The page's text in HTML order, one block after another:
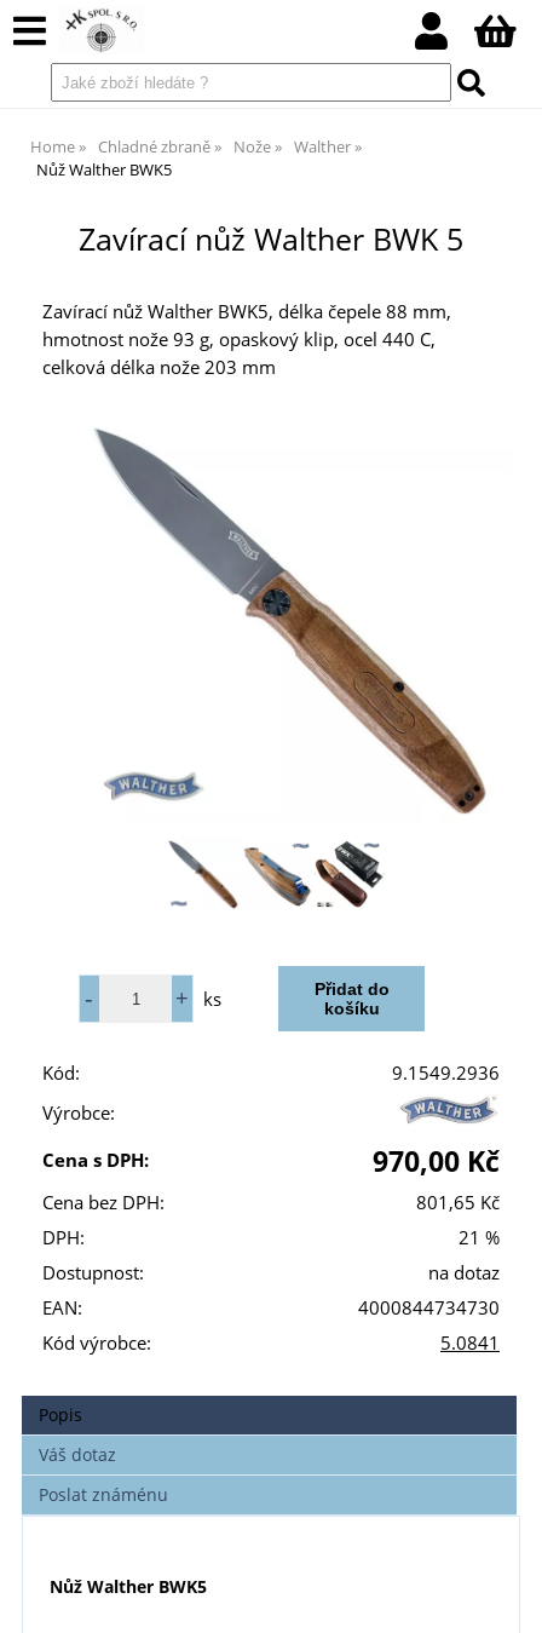
Home Chladné zbraně Nože
Walther
Nůž Walther BWK5
Zavírací nůž Walther BWK 5
Zavírací nůž Walther BWK5, délka čepele 88 mm,
hmotnost nože 93 g, opaskový klip, ocel 440 C,
celková délka nože 203 mm
ks
Kód:
9.1549.2936
Výrobce:
Cena s DPH:
970,00 Kč
Cena bez DPH:
801,65 Kč
DPH:
21 %
Dostupnost:
na dotaz
EAN:
4000844734730
Kód výrobce:
5.0841
Popis
Váš dotaz
Poslat známénu
Nůž Walther BWK5